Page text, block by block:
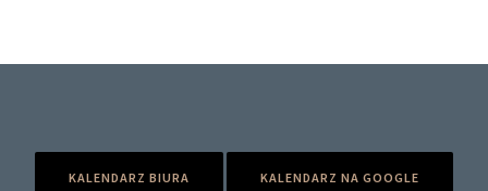
KALENDARZ BIURA KALENDARZ NA GOOGLE